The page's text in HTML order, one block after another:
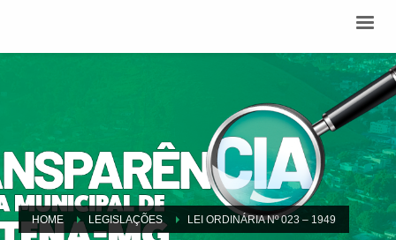
HOME LEGISLAÇÕES LEI ORDINÁRIA Nº 023 – 1949